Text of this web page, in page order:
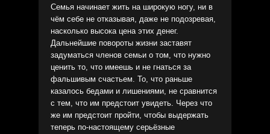
Семья начинает жить на широкую ногу, ни в
чём себе не отказывая, даже не подозревая,
насколько высока цена этих денег.
Дальнейшие повороты жизни заставят
задуматься членов семьи о том, что нужно
ценить то, что имеешь и не гнаться за
фальшивым счастьем. То, что раньше
казалось бедами и лишениями, не сравнится
с тем, что им предстоит увидеть. Через что
же им предстоит пройти, чтобы выдержать
теперь по-настоящему серьёзные